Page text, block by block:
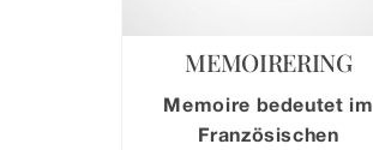
MEMOIRERING
Memoire bedeutet im
Französischen